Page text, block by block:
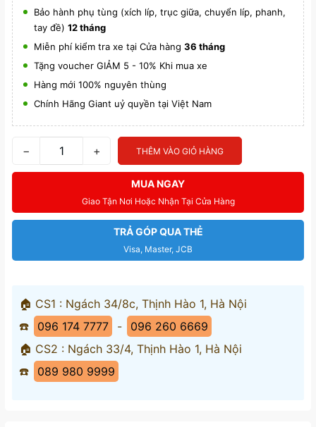
Bảo hành phụ tùng (xích líp, trục giữa, chuyển líp, phanh,
tay đề) 12 tháng
Miễn phí kiểm tra xe tại Cửa hàng 36 tháng
Tặng voucher GIẢM 5 - 10% Khi mua xe
Hàng mới 100% nguyên thùng
Chính Hãng Giant uỷ quyền tại Việt Nam
− + THÊM VÀO GIỎ HÀNG
MUA NGAY
Giao Tận Nơi Hoặc Nhận Tại Cửa Hàng
TRẢ GÓP QUA THẺ
Visa, Master, JCB
🏠 CS1 : Ngách 34/8c, Thịnh Hào 1, Hà Nội
☎️
096 174 7777 -
096 260 6669
🏠 CS2 : Ngách 33/4, Thịnh Hào 1, Hà Nội
☎️
089 980 9999